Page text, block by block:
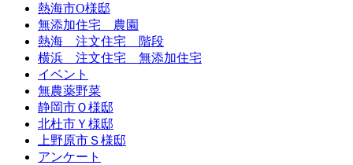
熱海市O様邸
無添加住宅 農園
熱海 注文住宅 階段
横浜 注文住宅 無添加住宅
イベント
無農薬野菜
静岡市Ｏ様邸
北杜市Ｙ様邸
上野原市Ｓ様邸
アンケート